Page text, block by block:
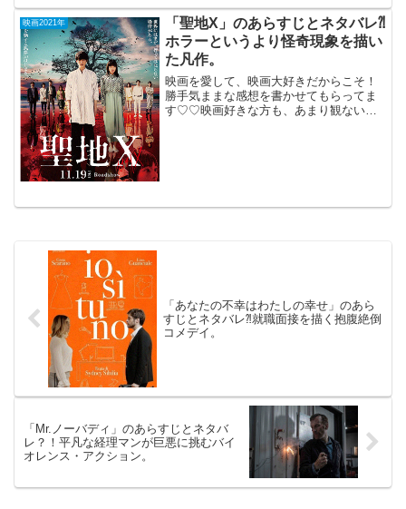
ン、ノルウェー合作）2021年2月19日公
開（13...
映画2021年
「聖地X」のあらすじとネタバレ⁈
ホラーというより怪奇現象を描い
た凡作。
映画を愛して、映画大好きだからこそ！
勝手気ままな感想を書かせてもらってま
す♡♡映画好きな方も、あまり観ない方
「あなたの不幸はわたしの幸せ」のあら
すじとネタバレ⁈就職面接を描く抱腹絶倒
コメデイ。
「Mr.ノーバディ」のあらすじとネタバ
レ？！平凡な経理マンが巨悪に挑むバイ
オレンス・アクション。